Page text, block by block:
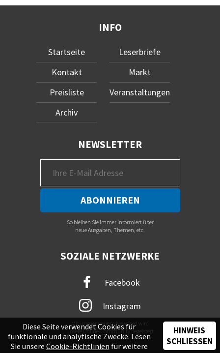
INFO
Startseite
Kontakt
Preisliste
Archiv
Leserbriefe
Markt
Veranstaltungen
NEWSLETTER
So bleiben Sie immer informiert über
neue Ausgaben, Themen, etc.
SOZIALE NETZWERKE
Facebook
Instagram
Mit immer neuem Newsfeed wird
unsere Online-Community begeistert
Diese Seite verwendet Cookies für
funktionale und analytische Zwecke. Lesen
Sie unsere Cookie-Richtlinien für weitere
HINWEIS
SCHLIESSEN